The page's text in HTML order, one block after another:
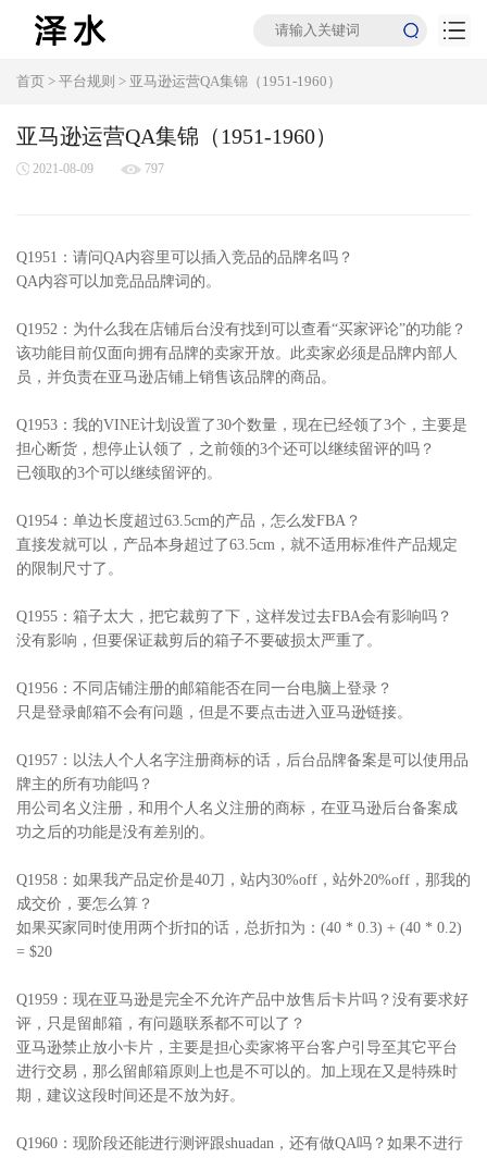
首页 > 平台规则 > 亚马逊运营QA集锦（1951-1960）
亚马逊运营QA集锦（1951-1960）
2021-08-09 797
Q1951：请问QA内容里可以插入竞品的品牌名吗？
QA内容可以加竞品品牌词的。
Q1952：为什么我在店铺后台没有找到可以查看“买家评论”的功能？
该功能目前仅面向拥有品牌的卖家开放。此卖家必须是品牌内部人
员，并负责在亚马逊店铺上销售该品牌的商品。
Q1953：我的VINE计划设置了30个数量，现在已经领了3个，主要是
担心断货，想停止认领了，之前领的3个还可以继续留评的吗？
已领取的3个可以继续留评的。
Q1954：单边长度超过63.5cm的产品，怎么发FBA？
直接发就可以，产品本身超过了63.5cm，就不适用标准件产品规定
的限制尺寸了。
Q1955：箱子太大，把它裁剪了下，这样发过去FBA会有影响吗？
没有影响，但要保证裁剪后的箱子不要破损太严重了。
Q1956：不同店铺注册的邮箱能否在同一台电脑上登录？
只是登录邮箱不会有问题，但是不要点击进入亚马逊链接。
Q1957：以法人个人名字注册商标的话，后台品牌备案是可以使用品
牌主的所有功能吗？
用公司名义注册，和用个人名义注册的商标，在亚马逊后台备案成
功之后的功能是没有差别的。
Q1958：如果我产品定价是40刀，站内30%off，站外20%off，那我的
成交价，要怎么算？
如果买家同时使用两个折扣的话，总折扣为：(40 * 0.3) + (40 * 0.2)
= $20
Q1959：现在亚马逊是完全不允许产品中放售后卡片吗？没有要求好
评，只是留邮箱，有问题联系都不可以了？
亚马逊禁止放小卡片，主要是担心卖家将平台客户引导至其它平台
进行交易，那么留邮箱原则上也是不可以的。加上现在又是特殊时
期，建议这段时间还是不放为好。
Q1960：现阶段还能进行测评跟shuadan，还有做QA吗？如果不进行